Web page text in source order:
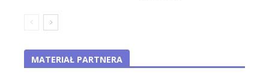
MATERIAŁ PARTNERA